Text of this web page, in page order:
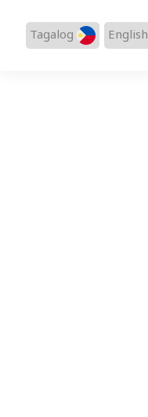
English
Tagalog